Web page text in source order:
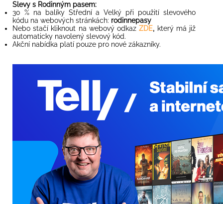
Slevy s Rodinným pasem:
30 % na balíky Střední a Velký při použití slevového
kódu na webových stránkách: rodinnepasy
Nebo stačí kliknout na webový odkazZDE, který má již
automaticky navolený slevový kód.
Akční nabídka platí pouze pro nové zákazníky.